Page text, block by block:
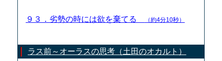
９３．劣勢の時には欲を棄てる （約4分10秒）
ラス前～オーラスの思考（土田のオカルト）